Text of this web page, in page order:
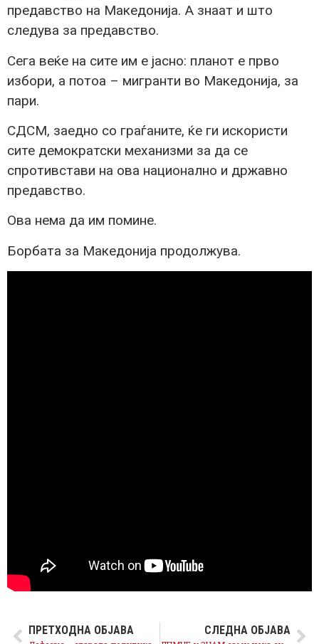
предавство на Македонија. А знаат и што
следува за предавство.
Сега веќе на сите им е јасно: планот е прво
избори, а потоа – мигранти во Македонија, за
пари.
СДСМ, заедно со граѓаните, ќе ги искористи
сите демократски механизми за да се
спротивстави на ова национално и државно
предавство.
Ова нема да им помине.
Борбата за Македонија продолжува.
ПРЕТХОДНА ОБЈАВА СЛЕДНА ОБЈАВА